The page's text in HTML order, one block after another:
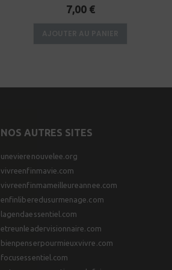
7,00 €
NOS AUTRES SITES
unevierenouvelee.org
vivreenfinmavie.com
vivreenfinmameilleureannee.com
enfinliberedusurmenage.com
lagendaessentiel.com
etreunleadervisionnaire.com
bienpenserpourmieuxvivre.com
focusessentiel.com